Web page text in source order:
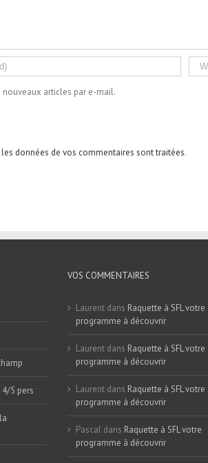
articles par e-mail.
données de vos commentaires sont traitées.
5 pers
VOS COMMENTAIRES
Laurent dans Raquette à SFL votre
programme à découvrir
Laurent dans Raquette à SFL votre
programme à découvrir
Laurent dans Raquette à SFL votre
programme à découvrir
Pascal dans Raquette à SFL votre
programme à découvrir